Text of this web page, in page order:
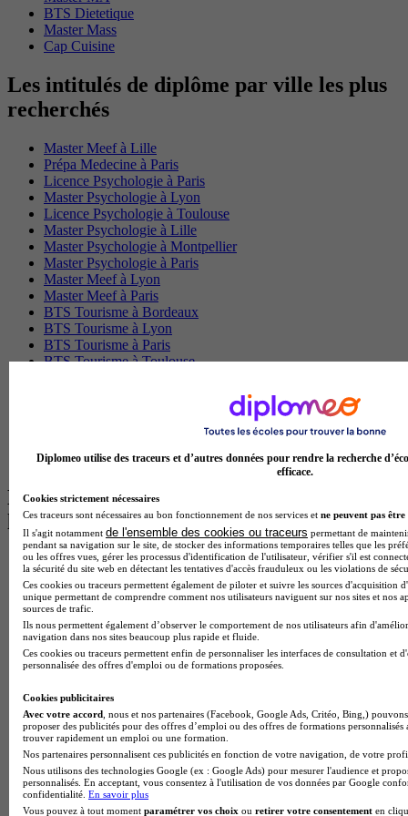
BTS Dietetique
Master Mass
Cap Cuisine
Les intitulés de diplôme par ville les plus
recherchés
Master Meef à Lille
Prépa Medecine à Paris
Licence Psychologie à Paris
Master Psychologie à Lyon
Licence Psychologie à Toulouse
Master Psychologie à Lille
Master Psychologie à Montpellier
Master Psychologie à Paris
Master Meef à Lyon
Master Meef à Paris
BTS Tourisme à Bordeaux
BTS Tourisme à Lyon
BTS Tourisme à Paris
BTS Tourisme à Toulouse
BTS Communication à Bordeaux
Master Psychologie à Angers
BTS Ndrc à Lyon
Les intitulés de diplôme par alternance
les plus recherchés
BTS Esf en alternance
BTS Dietetique en alternance
BTS Mco en alternance
BTS Pi en alternance
BTS Sp3s en alternance
Master CCA en alternance
BTS Ndrc en alternance
BTS Sam en alternance
Cap Fleuriste en alternance
BTS Sio en alternance
MSc Marketing Digital en alternance
BTS Gpme en alternance
Cap Electricien en alternance
BTS Gpn en alternance
BTS Domotique en alternance
BAC Pro Agora en alternance
Diplomeo utilise des traceurs et d’autres données pour rendre la recherche
efficace.
Cookies strictement nécessaires
Ces traceurs sont nécessaires au bon fonctionnement de nos services et ne peuvent pas être
Il s'agit notamment de l'ensemble des cookies ou traceurs permettant de
pendant sa navigation sur le site, de stocker des informations temporaires telles que les
ou les offres vues, gérer les processus d'identification de l'utilisateur, vérifier s'il est
la sécurité du site web en détectant les tentatives d'accès frauduleux ou les violations de
Ces cookies ou traceurs permettent également de piloter et suivre les sources d'acquisition
unique permettant de comprendre comment nos utilisateurs naviguent sur nos sites et nos
sources de trafic.
Ils nous permettent également d’observer le comportement de nos utilisateurs afin
navigation dans nos sites beaucoup plus rapide et fluide.
Ces cookies ou traceurs permettent enfin de personnaliser les interfaces de consultation et
personnalisée des offres d'emploi ou de formations proposées.
Cookies publicitaires
Avec votre accord , nous et nos partenaires (Facebook, Google Ads, Critéo, Bing,)
proposer des publicités pour des offres d’emploi ou des offres de formations
trouver rapidement un emploi ou une formation.
Nos partenaires personnalisent ces publicités en fonction de votre navigation, de votre
Nous utilisons des technologies Google (ex : Google Ads) pour mesurer l'audience et
personnalisés. En acceptant, vous consentez à l'utilisation de vos données par Google
confidentialité. En savoir plus
Vous pouvez à tout moment paramétrer vos choix ou retirer votre consentement en